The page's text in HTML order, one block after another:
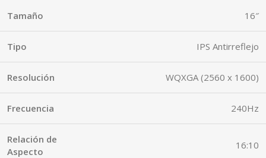
Tamaño 16″
Tipo IPS Antirreflejo
Resolución WQXGA (2560 x 1600)
Frecuencia 240Hz
Relación de
Aspecto
16:10